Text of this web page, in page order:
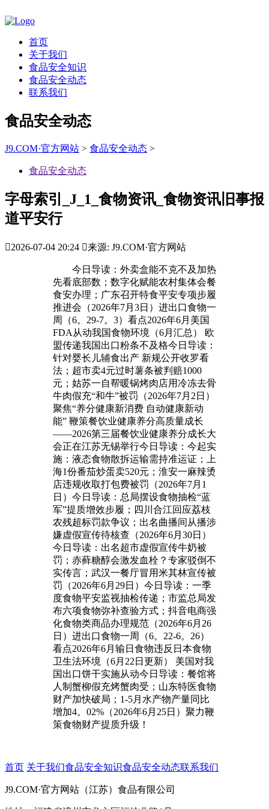
首页
关于我们
食品安全知识
食品安全动态
联系我们
食品安全动态
J9.COM·官方网站 > 食品安全动态 >
食品安全动态
字母索引_J_1_食物资讯_食物资讯旧事报
道平安行
2026-07-04 20:24 来源: J9.COM·官方网站
今日导读：外卖盒能不克不及加热
先看底部数；数字化赋能农村集体会餐
食安办理；广东召开特食平安专项步履
推进会（2026年7月3日）进出口食物一
周（6。29-7。3）看点2026年6月美国
FDA从动我国食物环境（6月汇总） 欧
盟传递我国出口粉条不及格今日导读：
针对婴长儿辅食出产 新规公开收罗看
法；超市卖4元过时薯条被判赔1000
元；姑苏一自帮暖锅烤肉店用冷冻去骨
牛肉假充“和牛”被罚（2026年7月2日）
聚焦“养分健康新消费 自动健康新动
能” 鞭策餐饮业健康养分高质量成长
——2026第三届餐饮业健康养分成长大
会正在江苏无锡举行今日导读：今起实
施：液态食物散拆运输需持准运证；上
海1份番茄炒蛋卖520元；淮安一麻辣烫
店违规收取打包费被罚（2026年7月1
日）今日导读：总局摆设食物抽检“蓝
军”提质增效步履；四川合江回应荔枝
农残超标罚款争议；出名曲播间从播涉
嫌虚假宣传待核查（2026年6月30日）
今日导读：出名超市虚假宣传牛奶被
罚；赤藓糖醇会激发血栓？专家驳倒不
实传言；武汉一餐厅冒用米其林宣传被
罚（2026年6月29日）今日导读：一季
度食物平安监视抽检传递；市监总局发
布六项食物弥补查验方式；抖音电商强
化食物类商品办理规范（2026年6月26
日）进出口食物一周（6。22-6。26）
看点2026年6月输日食物违反日本食物
卫生法环境（6月22日更新） 美国对我
国出口饼干实施从动今日导读：餐馆将
人制蟹柳假充烤蟹肉受；山东特医食物
财产加快破局；1-5月水产物产量同比
增加4。02%（2026年6月25日）聚力鞭
策食物财产提质升级！
首页 关于我们食品安全知识食品安全动态联系我们
J9.COM·官方网站（江苏）食品有限公司